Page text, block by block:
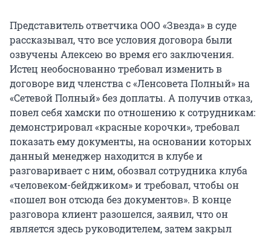
Представитель ответчика ООО «Звезда» в суде
рассказывал, что все условия договора были
озвучены Алексею во время его заключения.
Истец необоснованно требовал изменить в
договоре вид членства с «Ленсовета Полный» на
«Сетевой Полный» без доплаты. А получив отказ,
повел себя хамски по отношению к сотрудникам:
демонстрировал «красные корочки», требовал
показать ему документы, на основании которых
данный менеджер находится в клубе и
разговаривает с ним, обозвал сотрудника клуба
«человеком-бейджиком» и требовал, чтобы он
«пошел вон отсюда без документов». В конце
разговора клиент разошелся, заявил, что он
является здесь руководителем, затем закрыл